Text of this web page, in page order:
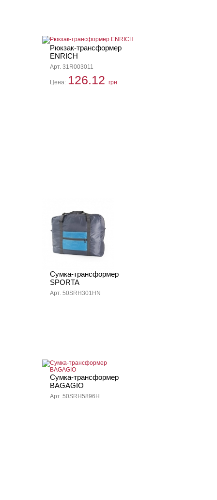
Рюкзак-трансформер
ENRICH
Арт. 31R003011
Цена: 126.12 грн
Сумка-трансформер
SPORTA
Арт. 50SRH301HN
Сумка-трансформер
BAGAGIO
Арт. 50SRH5896H